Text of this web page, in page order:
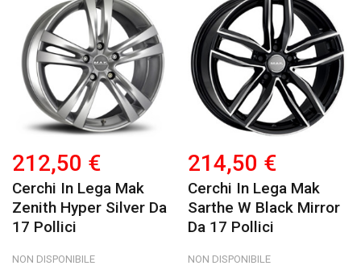
212,50 €
Cerchi In Lega Mak
Zenith Hyper Silver Da
17 Pollici
NON DISPONIBILE
214,50 €
Cerchi In Lega Mak
Sarthe W Black Mirror
Da 17 Pollici
NON DISPONIBILE